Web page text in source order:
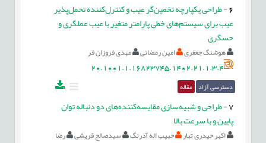
6
-طراحی یکپارچه تخمین‌گر عیب و کنترل‌کننده تحمل‌پذیر
عیب برای سیستم‌های خطی پارامتر متغیر با عیب عملگری و
حسگری
هوشنگ جعفری امین رمضانی مهدی فروزان فر
20.1001.1.16823745.1402.21.1.3.4
دسترسی آزاد مقاله
7
-طراحی و شبیه‌سازی مقایسه‌کننده‌های دو دنباله توان
پایین و با سرعت بالا
اکبر حیدری تبار حبیب اله آدرنگ سیدصالح قریشی
رضا